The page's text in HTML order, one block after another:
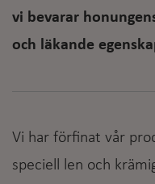
vi bevarar
och läkande
Vi har förfinat vår
speciell len och